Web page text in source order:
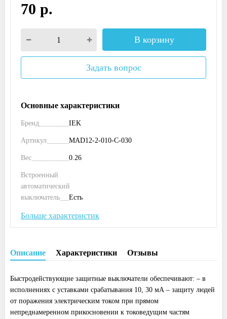
70 р.
В корзину
Задать вопрос
Основные характеристики
Бренд IEK
Артикул MAD12-2-010-C-030
Вес 0.26
Встроенный
автоматический
выключатель
Есть
Больше характеристик
Описание Характеристики Отзывы
Быстродействующие защитные выключатели обеспечивают: – в
исполнениях с уставками срабатывания 10, 30 мА – защиту людей
от поражения электрическим током при прямом
непреднамеренном прикосновении к токоведущим частям